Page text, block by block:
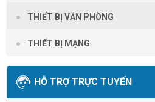
THIẾT BỊ VĂN PHÒNG
THIẾT BỊ MẠNG
HỖ TRỢ TRỰC TUYẾN